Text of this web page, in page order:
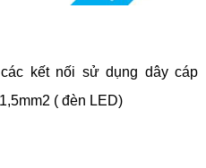
kết nối sử dụng dây cáp
( đèn LED)